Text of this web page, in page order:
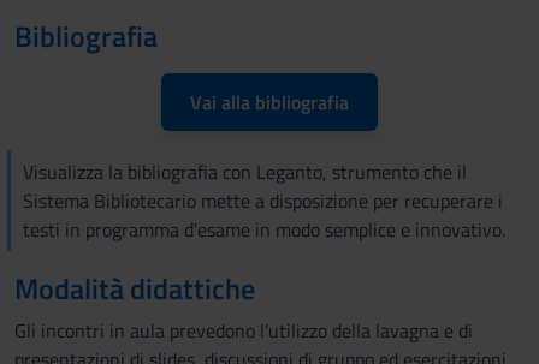
Bibliografia
Vai alla bibliografia
Visualizza la bibliografia con Leganto, strumento che il
Sistema Bibliotecario mette a disposizione per recuperare i
testi in programma d'esame in modo semplice e innovativo.
Modalità didattiche
Gli incontri in aula prevedono l'utilizzo della lavagna e di